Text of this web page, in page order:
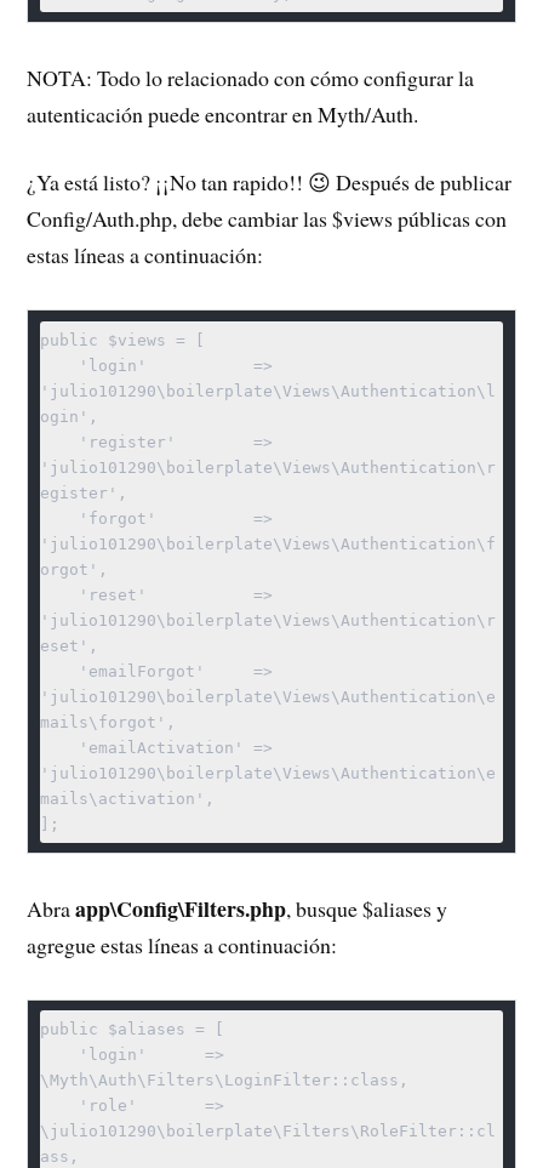
NOTA: Todo lo relacionado con cómo configurar la
autenticación puede encontrar en Myth/Auth.
¿Ya está listo? ¡¡No tan rapido!! 😉 Después de publicar
Config/Auth.php, debe cambiar las $views públicas con
estas líneas a continuación:
public $views = [
'julio101290\boilerplate\Views\Authentication\l
ogin',
'julio101290\boilerplate\Views\Authentication\r
egister',
'julio101290\boilerplate\Views\Authentication\f
orgot',
'julio101290\boilerplate\Views\Authentication\r
eset',
'julio101290\boilerplate\Views\Authentication\e
mails\forgot',
'julio101290\boilerplate\Views\Authentication\e
mails\activation',
];
Abraapp\Config\Filters.php, busque $aliases y
agregue estas líneas a continuación:
public $aliases = [
\Myth\Auth\Filters\LoginFilter::class,
\julio101290\boilerplate\Filters\RoleFilter::cl
ass,